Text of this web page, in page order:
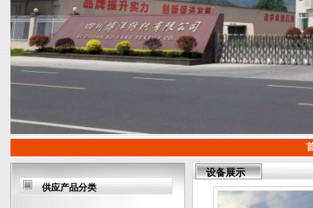
供应产品分类
设备展示